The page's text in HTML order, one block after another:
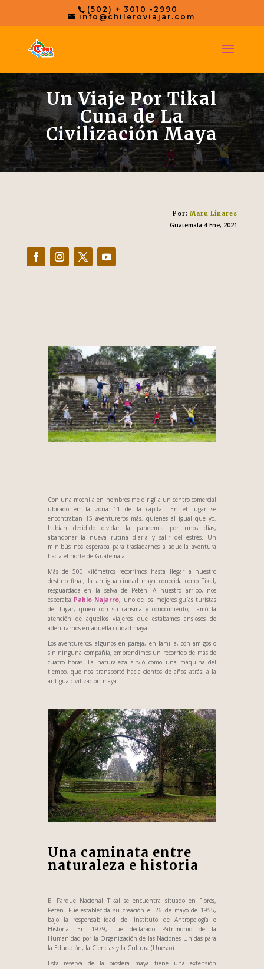
(502) + 3010 -2990
info@chileroviajar.com
Un Viaje Por Tikal
Cuna de La
Civilización Maya
Por:Maru Linares
Guatemala 4 Ene, 2021
Con una mochila en hombros me dirigí a un centro comercial
ubicado en la zona 11 de la capital. En el lugar se
encontraban 15 aventureros más, quienes al igual que yo,
habían decidido olvidar la pandemia por unos días,
abandonar la nueva rutina diaria y salir del estrés. Un
minibús nos esperaba para trasladarnos a aquella aventura
hacia el norte de Guatemala.
Más de 500 kilómetros recorrimos hasta llegar a nuestro
destino final, la antigua ciudad maya conocida como Tikal,
resguardada en la selva de Petén. A nuestro arribo, nos
esperaba Pablo Najarro, uno de los mejores guías turistas
del lugar, quien con su carisma y conocimiento, llamó la
atención de aquellos viajeros que estábamos ansiosos de
adentrarnos en aquella ciudad maya.
Los aventureros, algunos en pareja, en familia, con amigos o
sin ninguna compañía, emprendimos un recorrido de más de
cuatro horas. La naturaleza sirvió como una máquina del
tiempo, que nos transportó hacia cientos de años atrás, a la
antigua civilización maya.
Una caminata entre
naturaleza e historia
El Parque Nacional Tikal se encuentra situado en Flores,
Petén. Fue establecida su creación el 26 de mayo de 1955,
bajo la responsabilidad del Instituto de Antropología e
Historia. En 1979, fue declarado Patrimonio de la
Humanidad por la Organización de las Naciones Unidas para
la Educación, la Ciencias y la Cultura (Unesco).
Esta reserva de la biosfera maya tiene una extensión